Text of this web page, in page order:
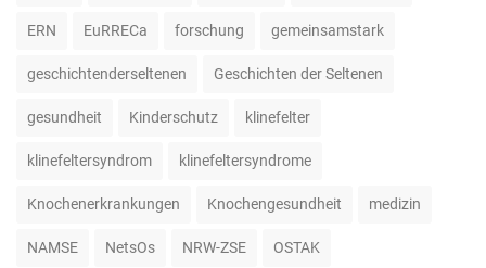
ERN EuRRECa forschung gemeinsamstark
geschichtenderseltenen Geschichten der Seltenen
gesundheit Kinderschutz klinefelter
klinefeltersyndrom klinefeltersyndrome
Knochenerkrankungen Knochengesundheit medizin
NAMSE NetsOs NRW-ZSE OSTAK